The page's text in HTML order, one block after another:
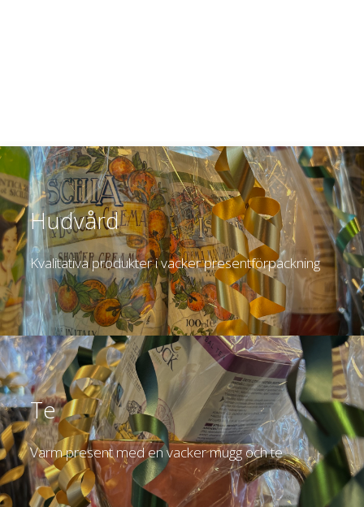
Hudvård
Kvalitativa produkter i vacker presentförpackning
Te
Varm present med en vacker mugg och te